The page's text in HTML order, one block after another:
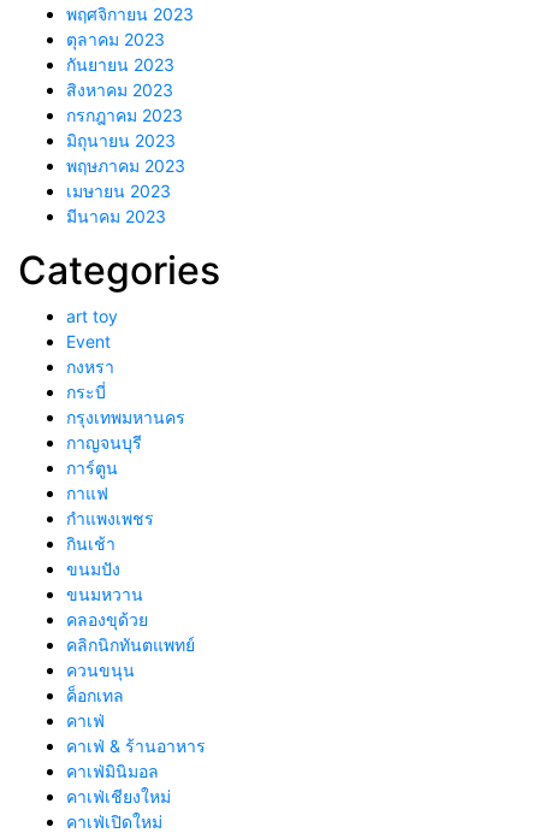
พฤศจิกายน 2023
ตุลาคม 2023
กันยายน 2023
สิงหาคม 2023
กรกฎาคม 2023
มิถุนายน 2023
พฤษภาคม 2023
เมษายน 2023
มีนาคม 2023
Categories
art toy
Event
กงหรา
กระบี่
กรุงเทพมหานคร
กาญจนบุรี
การ์ตูน
กาแฟ
กำแพงเพชร
กินเช้า
ขนมปัง
ขนมหวาน
คลองขุด้วย
คลิกนิกทันตแพทย์
ควนขนุน
ค็อกเทล
คาเฟ่
คาเฟ่ & ร้านอาหาร
คาเฟ่มินิมอล
คาเฟ่เชียงใหม่
คาเฟ่เปิดใหม่